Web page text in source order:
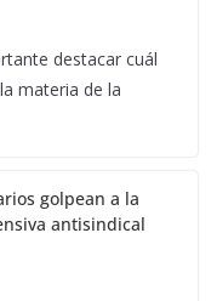
destacar cuál
materia de la
golpean a la
antisindical